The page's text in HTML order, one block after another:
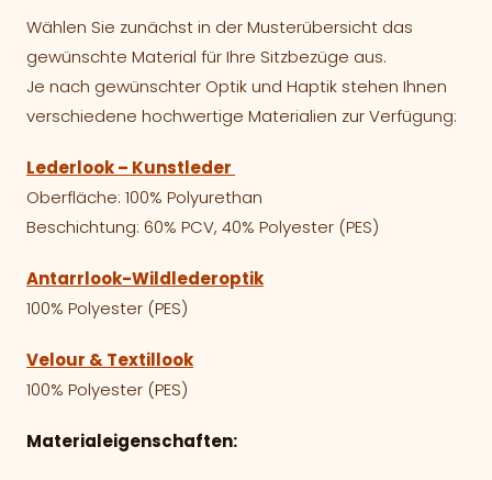
Wählen Sie zunächst in der Musterübersicht das
gewünschte Material für Ihre Sitzbezüge aus.
Je nach gewünschter Optik und Haptik stehen Ihnen
verschiedene hochwertige Materialien zur Verfügung:
Lederlook – Kunstleder
Oberfläche: 100% Polyurethan
Beschichtung: 60% PCV, 40% Polyester (PES)
Antarrlook-Wildlederoptik
100% Polyester (PES)
Velour & Textillook
100% Polyester (PES)
Materialeigenschaften: